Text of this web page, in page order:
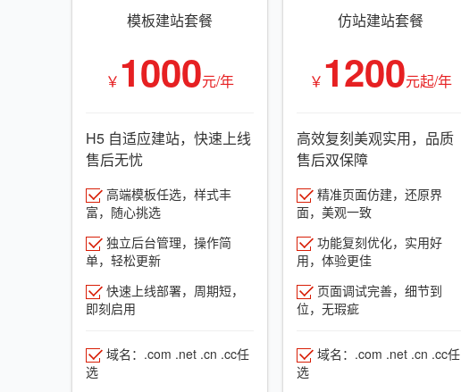
模板建站套餐
￥ 1000元/年
H5 自适应建站，快速上线
售后无忧
高端模板任选，样式丰
富，随心挑选
独立后台管理，操作简
单，轻松更新
快速上线部署，周期短，
即刻启用
域名：.com .net .cn .cc任
选
仿站建站套餐
￥ 1200元起/年
高效复刻美观实用，品质
售后双保障
精准页面仿建，还原界
面，美观一致
功能复刻优化，实用好
用，体验更佳
页面调试完善，细节到
位，无瑕疵
域名：.com .net .cn .cc任
选